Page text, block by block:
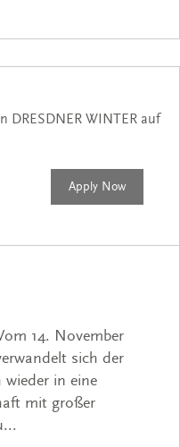
WINTER auf
Apply Now
14. November
sich der
in eine
mit großer